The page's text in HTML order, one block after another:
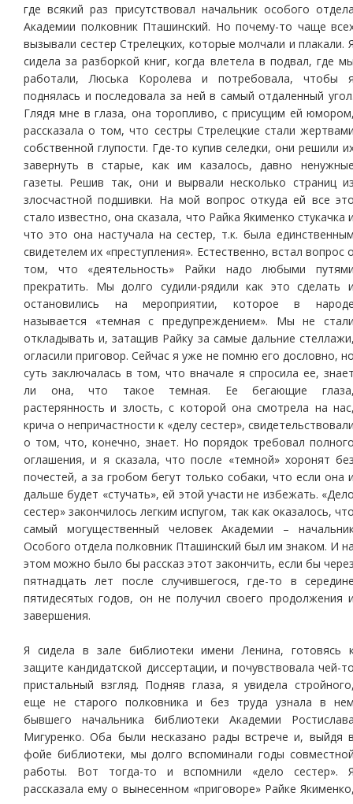
где всякий раз присутствовал начальник особого
Академии полковник Пташинский. Но почему-то чаще
вызывали сестер Стрелецких, которые молчали и плакали.
сидела за разборкой книг, когда влетела в подвал, где
работали, Люська Королева и потребовала, чтобы
поднялась и последовала за ней в самый отдаленный
Глядя мне в глаза, она торопливо, с присущим ей
рассказала о том, что сестры Стрелецкие стали
собственной глупости. Где-то купив селедки, они решили
завернуть в старые, как им казалось, давно
газеты. Решив так, они и вырвали несколько страниц
злосчастной подшивки. На мой вопрос откуда ей все
стало известно, она сказала, что Райка Якименко стукачка
что это она настучала на сестер, т.к. была
свидетелем их «преступления». Естественно, встал вопрос
том, что «деятельность» Райки надо любыми
прекратить. Мы долго судили-рядили как это сделать
остановились на мероприятии, которое в
называется «темная с предупреждением». Мы не
откладывать и, затащив Райку за самые дальние
огласили приговор. Сейчас я уже не помню его дословно,
суть заключалась в том, что вначале я спросила ее,
ли она, что такое темная. Ее бегающие
растерянность и злость, с которой она смотрела на
крича о непричастности к «делу сестер»,
о том, что, конечно, знает. Но порядок требовал
оглашения, и я сказала, что после «темной» хоронят
почестей, а за гробом бегут только собаки, что если она
дальше будет «стучать», ей этой участи не избежать.
сестер» закончилось легким испугом, так как оказалось,
самый могущественный человек Академии –
Особого отдела полковник Пташинский был им знаком. И
этом можно было бы рассказ этот закончить, если бы
пятнадцать лет после случившегося, где-то в
пятидесятых годов, он не получил своего продолжения
завершения.
Я сидела в зале библиотеки имени Ленина, готовясь
защите кандидатской диссертации, и почувствовала чей-
пристальный взгляд. Подняв глаза, я увидела
еще не старого полковника и без труда узнала в
бывшего начальника библиотеки Академии
Мигуренко. Оба были несказано рады встрече и, выйдя
фойе библиотеки, мы долго вспоминали годы
работы. Вот тогда-то и вспомнили «дело сестер».
рассказала ему о вынесенном «приговоре» Райке